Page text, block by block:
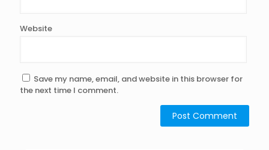
Website
Save my name, email, and website in this browser for
the next time I comment.